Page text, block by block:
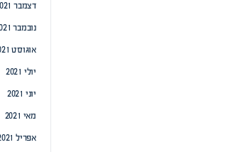
דצמבר 2021
נובמבר 2021
אוגוסט 2021
יולי 2021
יוני 2021
מאי 2021
אפריל 2021